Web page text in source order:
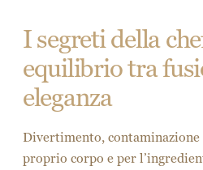
I segreti della
equilibrio tra
eleganza
Divertimento,
proprio corpo e per